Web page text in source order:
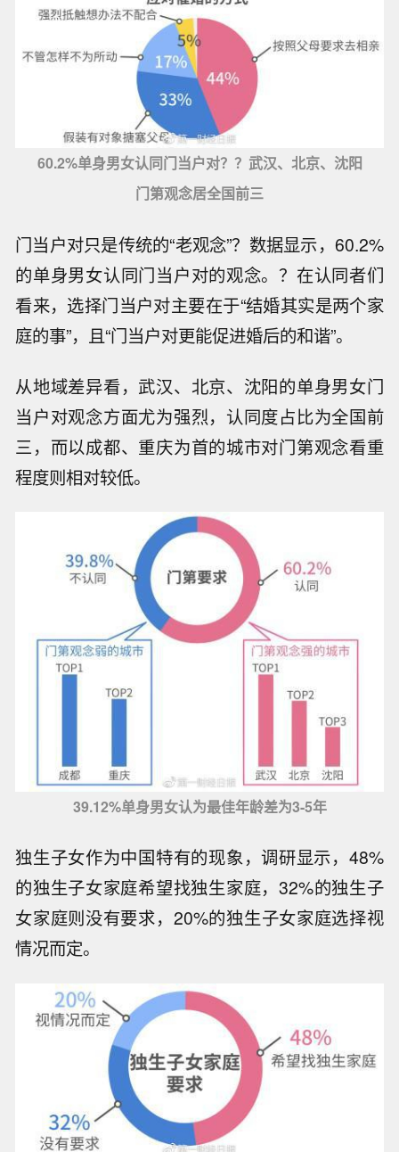
60.2%单身男女认同门当户对？？武汉、北京、沈阳
门第观念居全国前三
门当户对只是传统的“老观念”？数据显示，60.2%
的单身男女认同门当户对的观念。？在认同者们
看来，选择门当户对主要在于“结婚其实是两个家
庭的事”，且“门当户对更能促进婚后的和谐”。
从地域差异看，武汉、北京、沈阳的单身男女门
当户对观念方面尤为强烈，认同度占比为全国前
三，而以成都、重庆为首的城市对门第观念看重
程度则相对较低。
39.12%单身男女认为最佳年龄差为3-5年
独生子女作为中国特有的现象，调研显示，48%
的独生子女家庭希望找独生家庭，32%的独生子
女家庭则没有要求，20%的独生子女家庭选择视
情况而定。